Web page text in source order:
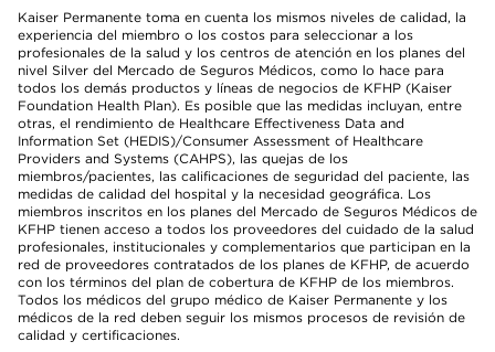
Kaiser Permanente toma en cuenta los mismos niveles de calidad, la
experiencia del miembro o los costos para seleccionar a los
profesionales de la salud y los centros de atención en los planes del
nivel Silver del Mercado de Seguros Médicos, como lo hace para
todos los demás productos y líneas de negocios de KFHP (Kaiser
Foundation Health Plan). Es posible que las medidas incluyan, entre
otras, el rendimiento de Healthcare Effectiveness Data and
Information Set (HEDIS)/Consumer Assessment of Healthcare
Providers and Systems (CAHPS), las quejas de los
miembros/pacientes, las calificaciones de seguridad del paciente, las
medidas de calidad del hospital y la necesidad geográfica. Los
miembros inscritos en los planes del Mercado de Seguros Médicos de
KFHP tienen acceso a todos los proveedores del cuidado de la salud
profesionales, institucionales y complementarios que participan en la
red de proveedores contratados de los planes de KFHP, de acuerdo
con los términos del plan de cobertura de KFHP de los miembros.
Todos los médicos del grupo médico de Kaiser Permanente y los
médicos de la red deben seguir los mismos procesos de revisión de
calidad y certificaciones.